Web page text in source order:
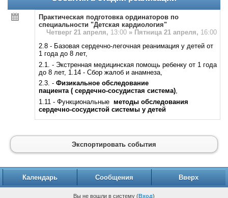
Практическая подготовка ординаторов по
специальности "Детская кардиология"
Четверг 21 апреля, 13:00 » Пятница 21 апреля, 16:00
2.8 - Базовая сердечно-легочная реанимация у детей от
1 года до 8 лет,
2.1. - Экстренная медицинская помощь ребенку от 1 года
до 8 лет, 1.14 - Сбор жалоб и анамнеза,
2.3. - Физикальное обследование
пациента ( сердечно-сосудистая система),
1.11 - Функциональные методы обследования
сердечно-сосудистой системы у детей
Экспортировать события
Календарь Сообщения Вверх
Вы не вошли в систему (Вход)